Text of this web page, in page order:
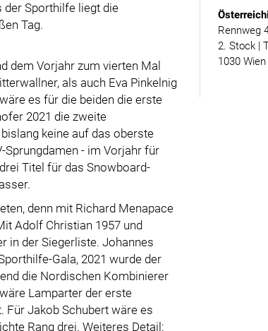
der Sporthilfe liegt die
Tag.
dem Vorjahr zum vierten Mal
als auch Eva Pinkelnig
es für die beiden die erste
2021 die zweite
keine auf das oberste
Sprungdamen - im Vorjahr für
Titel für das Snowboard-
denn mit Richard Menapace
Adolf Christian 1957 und
in der Siegerliste. Johannes
Gala, 2021 wurde der
die Nordischen Kombinierer
Lamparter der erste
Für Jakob Schubert wäre es
Rang drei. Weiteres Detail:
Rennweg
2. Stock |
1030 Wien